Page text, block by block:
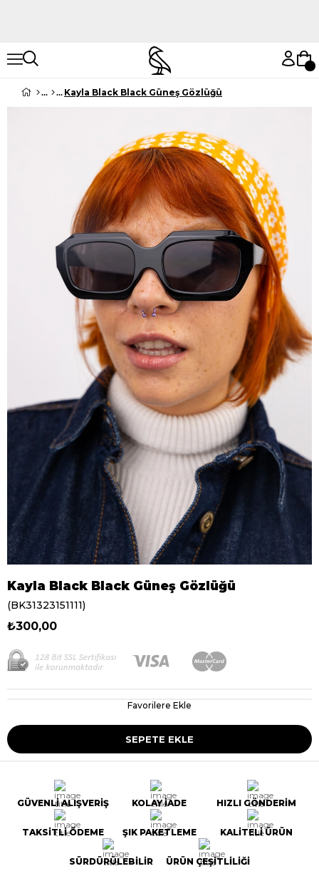
Kayla Black Black Güneş Gözlüğü
Kayla Black Black Güneş Gözlüğü
(BK31323151111)
₺300,00
Favorilere Ekle
GÜVENLİ ALIŞVERİŞ KOLAY İADE HIZLI GÖNDERİM
TAKSİTLİ ÖDEME ŞIK PAKETLEME KALİTELİ ÜRÜN
SÜRDÜRÜLEBİLİR ÜRÜN ÇEŞİTLİLİĞİ